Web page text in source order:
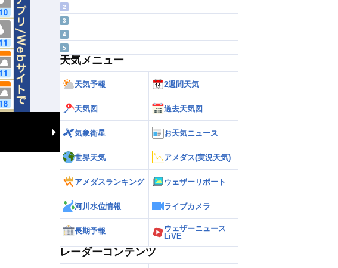
2
3
4
5
天気メニュー
天気予報 2週間天気
天気図 過去天気図
気象衛星 お天気ニュース
世界天気 アメダス(実況天気)
アメダスランキング ウェザーリポート
河川水位情報 ライブカメラ
長期予報
ウェザーニュース
LiVE
レーダーコンテンツ